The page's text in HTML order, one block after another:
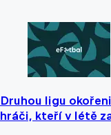
Druhou ligu
hráči, kteří v létě